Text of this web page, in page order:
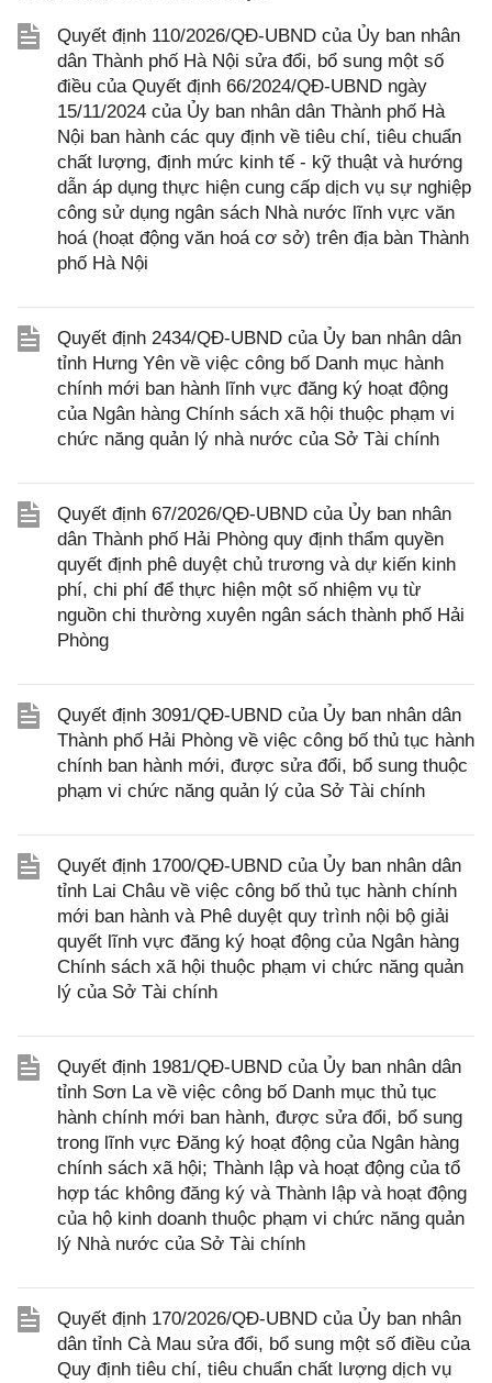
Quyết định 110/2026/QĐ-UBND của Ủy ban nhân
dân Thành phố Hà Nội sửa đổi, bổ sung một số
điều của Quyết định 66/2024/QĐ-UBND ngày
15/11/2024 của Ủy ban nhân dân Thành phố Hà
Nội ban hành các quy định về tiêu chí, tiêu chuẩn
chất lượng, định mức kinh tế - kỹ thuật và hướng
dẫn áp dụng thực hiện cung cấp dịch vụ sự nghiệp
công sử dụng ngân sách Nhà nước lĩnh vực văn
hoá (hoạt động văn hoá cơ sở) trên địa bàn Thành
phố Hà Nội
Quyết định 2434/QĐ-UBND của Ủy ban nhân dân
tỉnh Hưng Yên về việc công bố Danh mục hành
chính mới ban hành lĩnh vực đăng ký hoạt động
của Ngân hàng Chính sách xã hội thuộc phạm vi
chức năng quản lý nhà nước của Sở Tài chính
Quyết định 67/2026/QĐ-UBND của Ủy ban nhân
dân Thành phố Hải Phòng quy định thẩm quyền
quyết định phê duyệt chủ trương và dự kiến kinh
phí, chi phí để thực hiện một số nhiệm vụ từ
nguồn chi thường xuyên ngân sách thành phố Hải
Phòng
Quyết định 3091/QĐ-UBND của Ủy ban nhân dân
Thành phố Hải Phòng về việc công bố thủ tục hành
chính ban hành mới, được sửa đổi, bổ sung thuộc
phạm vi chức năng quản lý của Sở Tài chính
Quyết định 1700/QĐ-UBND của Ủy ban nhân dân
tỉnh Lai Châu về việc công bố thủ tục hành chính
mới ban hành và Phê duyệt quy trình nội bộ giải
quyết lĩnh vực đăng ký hoạt động của Ngân hàng
Chính sách xã hội thuộc phạm vi chức năng quản
lý của Sở Tài chính
Quyết định 1981/QĐ-UBND của Ủy ban nhân dân
tỉnh Sơn La về việc công bố Danh mục thủ tục
hành chính mới ban hành, được sửa đổi, bổ sung
trong lĩnh vực Đăng ký hoạt động của Ngân hàng
chính sách xã hội; Thành lập và hoạt động của tổ
hợp tác không đăng ký và Thành lập và hoạt động
của hộ kinh doanh thuộc phạm vi chức năng quản
lý Nhà nước của Sở Tài chính
Quyết định 170/2026/QĐ-UBND của Ủy ban nhân
dân tỉnh Cà Mau sửa đổi, bổ sung một số điều của
Quy định tiêu chí, tiêu chuẩn chất lượng dịch vụ